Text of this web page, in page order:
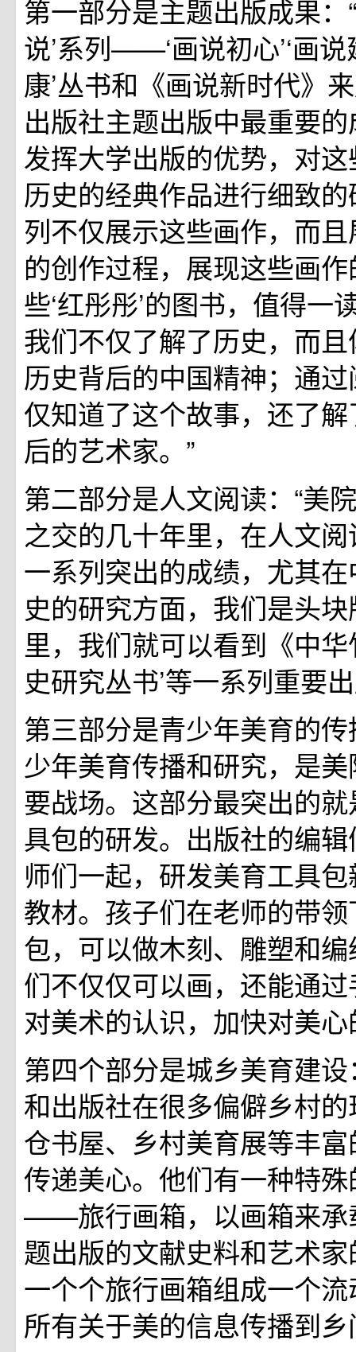
第一部分是主题出版成果：
说’系列——‘画说初心’‘画说
康’丛书和《画说新时代》
出版社主题出版中最重要
发挥大学出版的优势，对
历史的经典作品进行细致的
列不仅展示这些画作，而
的创作过程，展现这些画
些‘红彤彤’的图书，值得一
我们不仅了解了历史，而
历史背后的中国精神；通
仅知道了这个故事，还了
后的艺术家。”
第二部分是人文阅读：“美
之交的几十年里，在人文
一系列突出的成绩，尤其
史的研究方面，我们是头
里，我们就可以看到《中华
史研究丛书’等一系列重要
第三部分是青少年美育的传
少年美育传播和研究，是
要战场。这部分最突出的
具包的研发。出版社的编
师们一起，研发美育工具
教材。孩子们在老师的带
包，可以做木刻、雕塑和
们不仅仅可以画，还能通
对美术的认识，加快对美心
第四个部分是城乡美育建设
和出版社在很多偏僻乡村
仓书屋、乡村美育展等丰
传递美心。他们有一种特
——旅行画箱，以画箱来承
题出版的文献史料和艺术
一个个旅行画箱组成一个
所有关于美的信息传播到